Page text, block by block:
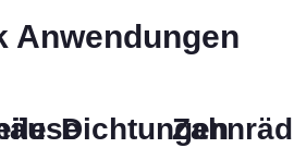
Anwendungen
Dichtungen